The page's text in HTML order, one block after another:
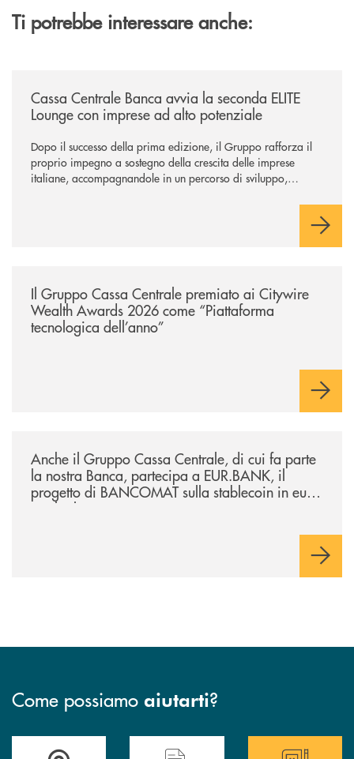
Ti potrebbe interessare anche:
Cassa Centrale Banca avvia la seconda ELITE
Lounge con imprese ad alto potenziale
Dopo il successo della prima edizione, il Gruppo rafforza il
proprio impegno a sostegno della crescita delle imprese
italiane, accompagnandole in un percorso di sviluppo,
Il Gruppo Cassa Centrale premiato ai Citywire
Wealth Awards 2026 come “Piattaforma
tecnologica dell’anno”
Anche il Gruppo Cassa Centrale, di cui fa parte
la nostra Banca, partecipa a EUR.BANK, il
progetto di BANCOMAT sulla stablecoin in euro
e sul relativo ecosistema
Come possiamo aiutarti?
Trova la filiale più vicina a teHai bisogno di assistenza immediata ?
Hai bisogno di